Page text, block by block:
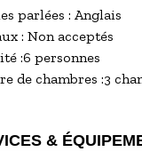
parlées : Anglais
: Non acceptés
:6 personnes
de chambres :3
&